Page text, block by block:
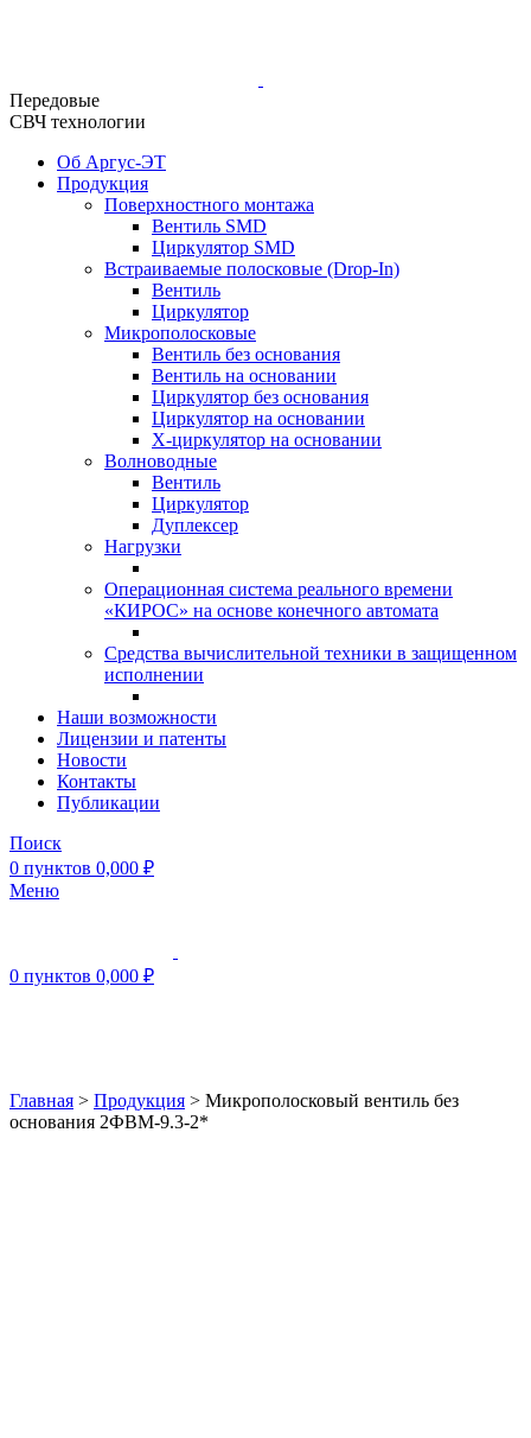
Передовые
СВЧ технологии
Об Аргус-ЭТ
Продукция
Поверхностного монтажа
Вентиль SMD
Циркулятор SMD
Встраиваемые полосковые (Drop-In)
Вентиль
Циркулятор
Микрополосковые
Вентиль без основания
Вентиль на основании
Циркулятор без основания
Циркулятор на основании
Х-циркулятор на основании
Волноводные
Вентиль
Циркулятор
Дуплексер
Нагрузки
Операционная система реального времени
«КИРОС» на основе конечного автомата
Средства вычислительной техники в защищенном
исполнении
Наши возможности
Лицензии и патенты
Новости
Контакты
Публикации
Поиск
0 пунктов 0,000 ₽
Меню
0 пунктов 0,000 ₽
Главная > Продукция > Микрополосковый вентиль без
основания 2ФВМ-9.3-2*